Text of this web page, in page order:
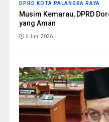
DPRD KOTA PALANGKA RAYA
Musim Kemarau, DPRD
yang Aman
6 Juni 2026